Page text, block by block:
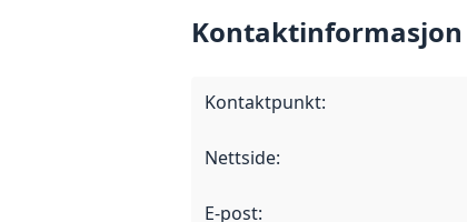
Kontaktinformasjon
Kontaktpunkt:
Nettside:
E-post: